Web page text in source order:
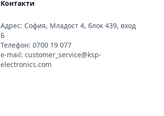
Контакти
Адрес: София, Младост 4, блок 439, вход
Б
Телефон: 0700 19 077
e-mail: customer_service@ksp-
electronics.com